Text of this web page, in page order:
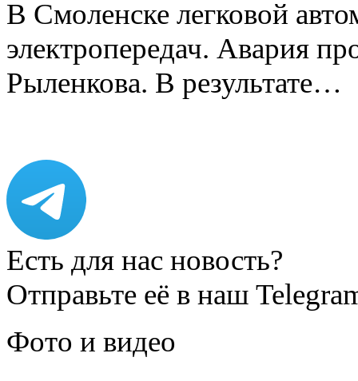
В Смоленске легковой
электропередач. Авария
Рыленкова. В результате…
Есть для нас новость?
Отправьте её в наш
Фото и видео